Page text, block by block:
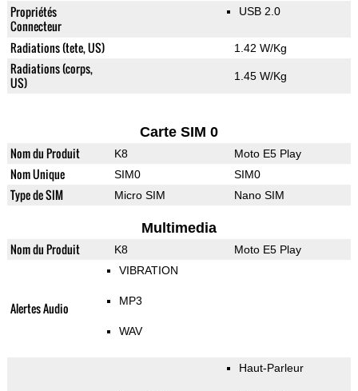
Propriétés
Connecteur
USB 2.0
Radiations (tete, US) 1.42 W/Kg
Radiations (corps,
US)
1.45 W/Kg
Carte SIM 0
Nom du Produit K8 Moto E5 Play
Nom Unique SIM0 SIM0
Type de SIM Micro SIM Nano SIM
Multimedia
Nom du Produit K8 Moto E5 Play
Alertes Audio
VIBRATION
MP3
WAV
Haut-Parleur